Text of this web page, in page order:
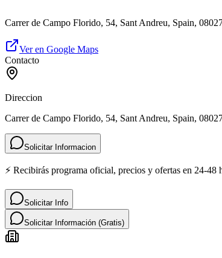
Carrer de Campo Florido, 54, Sant Andreu, Spain,
Ver en Google Maps
Contacto
Direccion
Carrer de Campo Florido, 54, Sant Andreu, Spain,
Solicitar Informacion
⚡ Recibirás programa oficial, precios y ofertas en 24-48
Solicitar Info
Solicitar Información (Gratis)